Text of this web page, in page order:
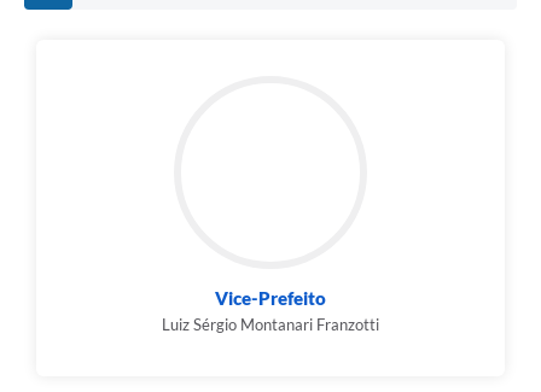
Vice-Prefeito
Luiz Sérgio Montanari Franzotti